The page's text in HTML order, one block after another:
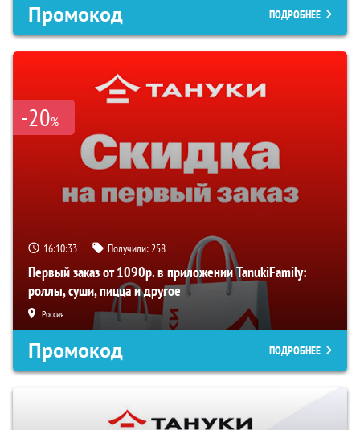
Промокод ПОДРОБНЕЕ
-20%
16:10:33 Получили:258
Первый заказ от 1090р. в приложении TanukiFamily:
роллы, суши, пицца и другое
Россия
Промокод ПОДРОБНЕЕ